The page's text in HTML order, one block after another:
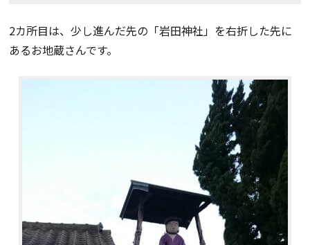
2カ所目は、少し進んだ先の「岩田神社」を右折した先に
あるお地蔵さんです。